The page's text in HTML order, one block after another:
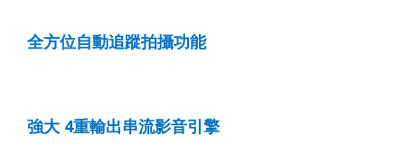
全方位自動追蹤拍攝功能
強大 4重輸出串流影音引擎